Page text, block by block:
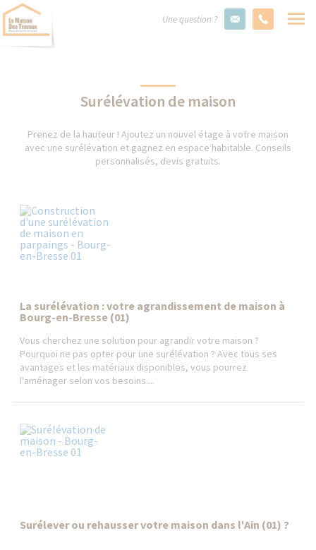
Une question ?
Surélévation de maison
Prenez de la hauteur ! Ajoutez un nouvel étage à votre maison
avec une surélévation et gagnez en espace habitable. Conseils
personnalisés, devis gratuits.
La surélévation : votre agrandissement de maison à
Bourg-en-Bresse (01)
Vous cherchez une solution pour agrandir votre maison ?
Pourquoi ne pas opter pour une surélévation ? Avec tous ses
avantages et les matériaux disponibles, vous pourrez
l'aménager selon vos besoins....
Surélever ou rehausser votre maison dans l'Ain (01) ?